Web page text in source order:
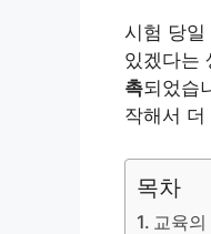
시험 당일
있겠다는
촉되었습
작해서
목차
교육